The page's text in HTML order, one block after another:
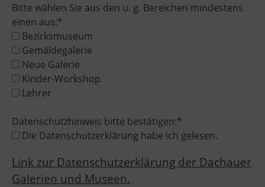
Bitte wählen Sie aus den u. g. Bereichen mindestens
einen aus:*
Bezirksmuseum
Gemäldegalerie
Neue Galerie
Kinder-Workshop
Lehrer
Datenschutzhinweis bitte bestätigen:*
Die Datenschutzerklärung habe ich gelesen.
Link zur Datenschutzerklärung der Dachauer
Galerien und Museen.